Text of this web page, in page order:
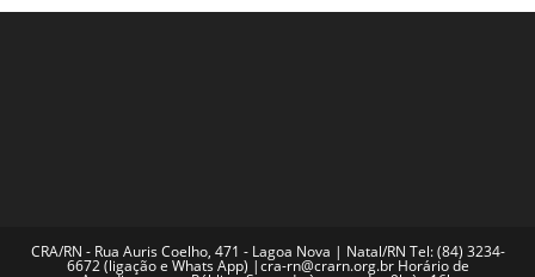
CRA/RN - Rua Auris Coelho, 471 - Lagoa Nova | Natal/RN Tel: (84) 3234-
6672 (ligação e Whats App) |cra-rn@crarn.org.br Horário de